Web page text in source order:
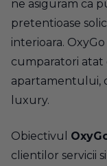
ne asiguram ca
pretentioase
interioara.
cumparatori atat
apartamentului,
luxury.
Obiectivul
clientilor servicii